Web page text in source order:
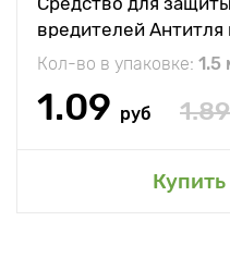
вредителей Антитля
белокрылка (Имидор,
Кол-во в упаковке: 1.5
1.09 руб 1.89
Купить